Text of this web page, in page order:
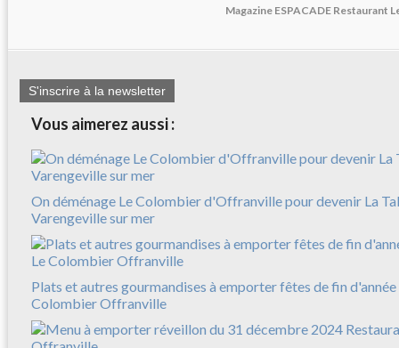
Magazine ESPACADE Restaurant
S'inscrire à la newsletter
Vous aimerez aussi :
On déménage Le Colombier d'Offranville pour devenir La
Varengeville sur mer
Plats et autres gourmandises à emporter fêtes de fin
Colombier Offranville